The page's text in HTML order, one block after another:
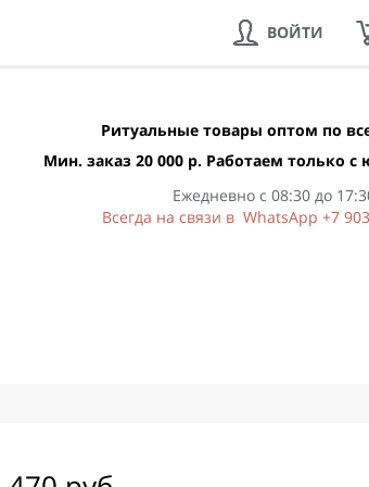
ВОЙТИ
Ритуальные товары оптом по
Мин. заказ 20 000 р. Работаем только
Ежедневно с 08:30 до
Всегда на связи в WhatsApp +7